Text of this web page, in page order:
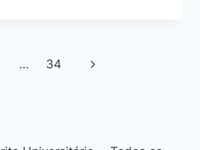
… 34
Página